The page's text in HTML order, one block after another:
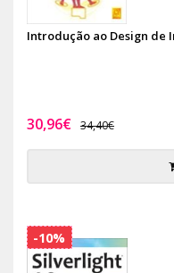
Introdução ao Design de
30,96€ 34,40€
-10%